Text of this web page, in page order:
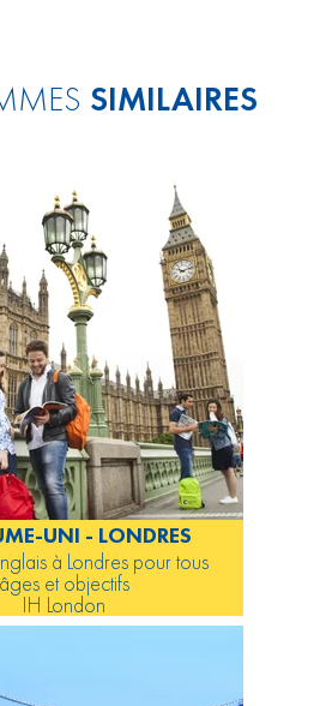
SIMILAIRES
UNI - LONDRES
à Londres pour tous
âges et objectifs
IH London